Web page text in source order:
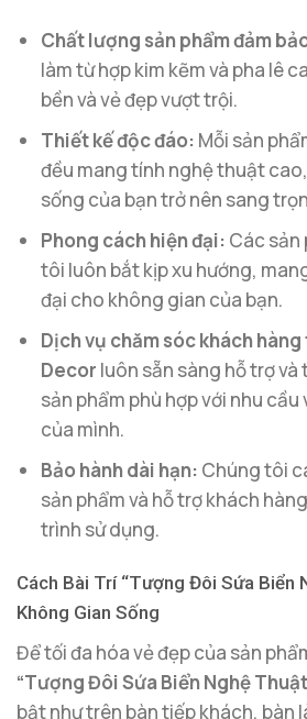
Chất lượng sản phẩm đảm
làm từ hợp kim kẽm và pha lê
bền và vẻ đẹp vượt trội.
Thiết kế độc đáo: Mỗi sản
đều mang tính nghệ thuật
sống của bạn trở nên sang
Phong cách hiện đại: Các sản
tôi luôn bắt kịp xu hướng,
đại cho không gian của bạn.
Dịch vụ chăm sóc khách
Decor luôn sẵn sàng hỗ trợ và
sản phẩm phù hợp với nhu
của mình.
Bảo hành dài hạn: Chúng tôi
sản phẩm và hỗ trợ khách
trình sử dụng.
Cách Bài Trí “Tượng Đôi Sứa Biển
Không Gian Sống
Để tối đa hóa vẻ đẹp của sản
“Tượng Đôi Sứa Biển Nghệ
bật như trên bàn tiếp khách, bàn